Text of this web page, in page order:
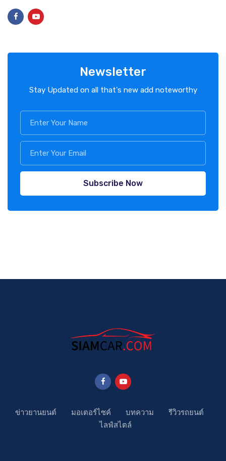
Newsletter
Stay Updated on all that's new add noteworthy
Subscribe Now
ข่าวยานยนต์ มอเตอร์ไซค์ บทความ
รีวิวรถยนต์
ไลฟ์สไตล์